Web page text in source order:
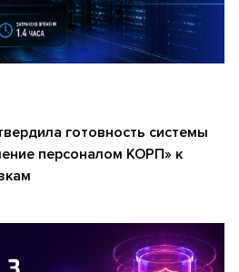
готовность системы
персоналом КОРП» к